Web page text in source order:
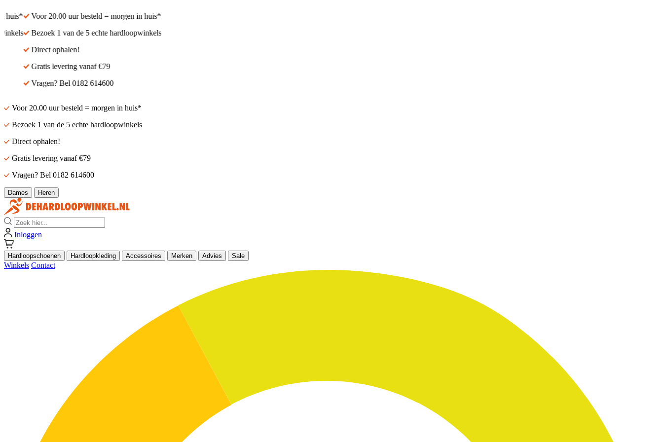
huis*
Voor 20.00 uur besteld = morgen in huis*
Bezoek 1 van de 5 echte hardloopwinkels
Direct ophalen!
Gratis levering vanaf €79
Vragen? Bel 0182 614600
Voor 20.00 uur besteld = morgen in huis*
Bezoek 1 van de 5 echte hardloopwinkels
Direct ophalen!
Gratis levering vanaf €79
Vragen? Bel 0182 614600
Dames Heren
Zoek
Inloggen
Hardloopschoenen Hardloopkleding Accessoires Merken Advies Sale
Winkels Contact